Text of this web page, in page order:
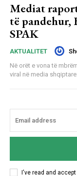
Mediat
të pandehur,
SPAK
AKTUALITET
Në orët e vona të
viral në media
I've read and